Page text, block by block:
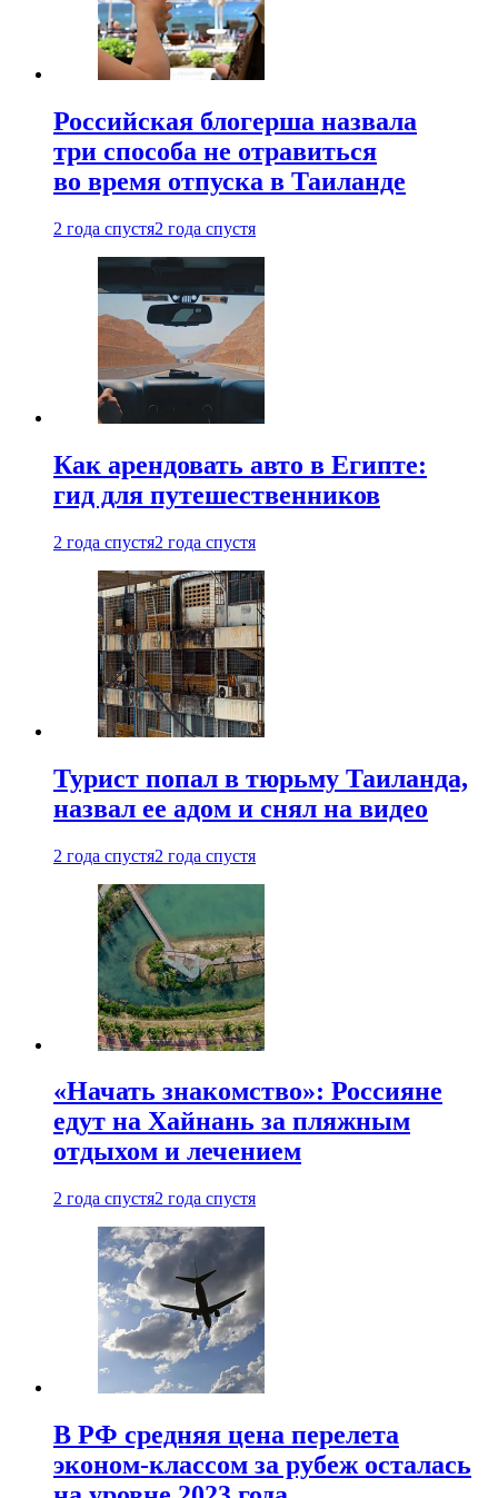
Российская блогерша назвала
три способа не отравиться
во время отпуска в Таиланде
2 года спустя2 года спустя
Как арендовать авто в Египте:
гид для путешественников
2 года спустя2 года спустя
Турист попал в тюрьму Таиланда,
назвал ее адом и снял на видео
2 года спустя2 года спустя
«Начать знакомство»: Россияне
едут на Хайнань за пляжным
отдыхом и лечением
2 года спустя2 года спустя
В РФ средняя цена перелета
эконом-классом за рубеж осталась